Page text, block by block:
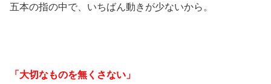
五本の指の中で、いちばん動きが少ないから。
「大切なものを無くさない」